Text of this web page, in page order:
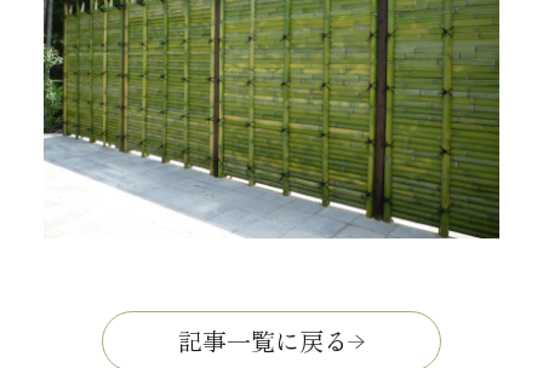
記事一覧に戻る